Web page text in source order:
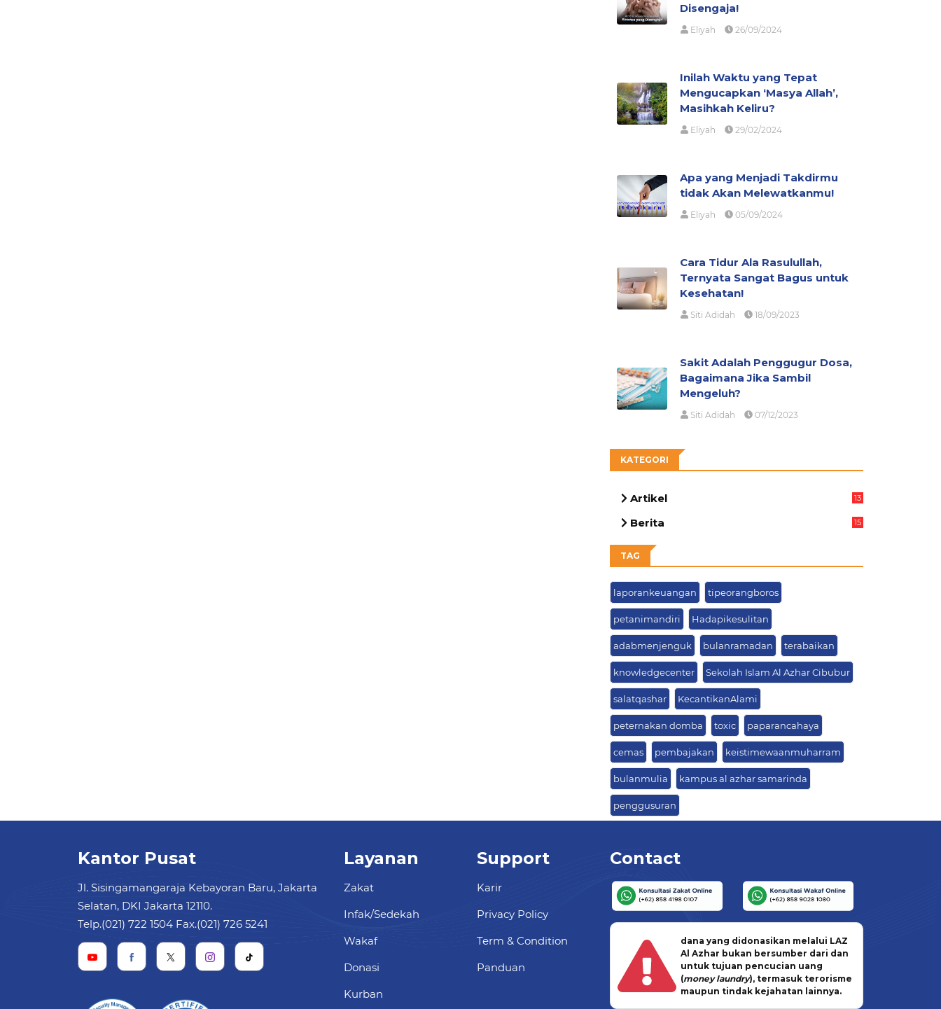
Disengaja!
Eliyah 26/09/2024
Inilah Waktu yang Tepat
Mengucapkan ‘Masya Allah’,
Masihkah Keliru?
Eliyah 29/02/2024
Apa yang Menjadi Takdirmu
tidak Akan Melewatkanmu!
Eliyah 05/09/2024
Cara Tidur Ala Rasulullah,
Ternyata Sangat Bagus untuk
Kesehatan!
Siti Adidah 18/09/2023
Sakit Adalah Penggugur Dosa,
Bagaimana Jika Sambil
Mengeluh?
Siti Adidah 07/12/2023
KATEGORI
Artikel
13
Berita
15
TAG
laporankeuangan tipeorangboros
petanimandiri Hadapikesulitan
adabmenjenguk bulanramadan terabaikan
knowledgecenter Sekolah Islam Al Azhar Cibubur
salatqashar KecantikanAlami
peternakan domba toxic paparancahaya
cemas pembajakan keistimewaanmuharram
bulanmulia kampus al azhar samarinda
penggusuran
Kantor Pusat
Jl. Sisingamangaraja Kebayoran Baru, Jakarta
Selatan, DKI Jakarta 12110.
Telp.(021) 722 1504 Fax.(021) 726 5241
Layanan
Zakat
Infak/Sedekah
Wakaf
Donasi
Kurban
Support
Karir
Privacy Policy
Term & Condition
Panduan
Contact
dana yang didonasikan melalui LAZ
Al Azhar bukan bersumber dari dan
untuk tujuan pencucian uang
(money laundry), termasuk terorisme
maupun tindak kejahatan lainnya.